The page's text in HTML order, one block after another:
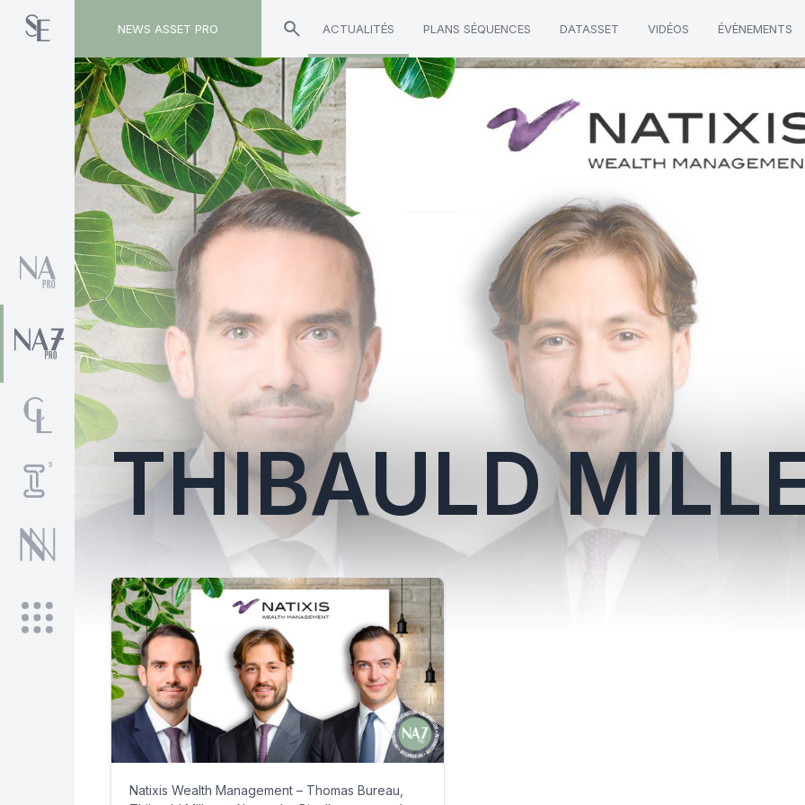
NEWS ASSET PRO ACTUALITÉS PLANS SÉQUENCES DATASSET VIDÉOS ÉVÈNEMENTS
Toute l'actualité sur le tag "Thibauld Millet"
THIBAULD
Natixis Wealth Management – Thomas Bureau,